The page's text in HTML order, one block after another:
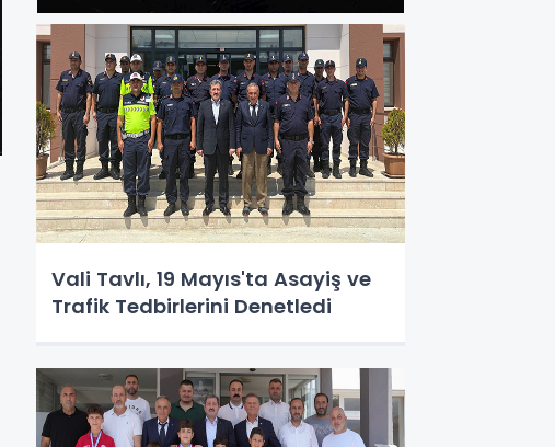
Vali Tavlı, 19 Mayıs'ta Asayiş ve
Trafik Tedbirlerini Denetledi